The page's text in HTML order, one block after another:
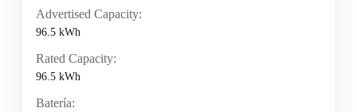
Advertised Capacity:
96.5 kWh
Rated Capacity:
96.5 kWh
Batería: